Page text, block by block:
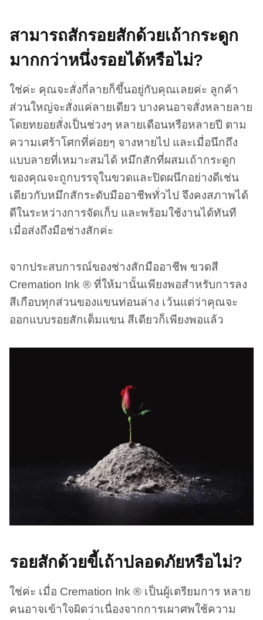
สามารถสักรอยสักด้วยเถ้ากระดูก
มากกว่าหนึ่งรอยได้หรือไม่?
ใช่ค่ะ คุณจะสั่งกี่ลายก็ขึ้นอยู่กับคุณเลยค่ะ ลูกค้า
ส่วนใหญ่จะสั่งแค่ลายเดียว บางคนอาจสั่งหลายลาย
โดยทยอยสั่งเป็นช่วงๆ หลายเดือนหรือหลายปี ตาม
ความเศร้าโศกที่ค่อยๆ จางหายไป และเมื่อนึกถึง
แบบลายที่เหมาะสมได้ หมึกสักที่ผสมเถ้ากระดูก
ของคุณจะถูกบรรจุในขวดและปิดผนึกอย่างดีเช่น
เดียวกับหมึกสักระดับมืออาชีพทั่วไป จึงคงสภาพได้
ดีในระหว่างการจัดเก็บ และพร้อมใช้งานได้ทันที
เมื่อส่งถึงมือช่างสักค่ะ
จากประสบการณ์ของช่างสักมืออาชีพ ขวดสี
Cremation Ink ® ที่ให้มานั้นเพียงพอสำหรับการลง
สีเกือบทุกส่วนของแขนท่อนล่าง เว้นแต่ว่าคุณจะ
ออกแบบรอยสักเต็มแขน สีเดียวก็เพียงพอแล้ว
รอยสักด้วยขี้เถ้าปลอดภัยหรือไม่?
ใช่ค่ะ เมื่อ Cremation Ink ® เป็นผู้เตรียมการ หลาย
คนอาจเข้าใจผิดว่าเนื่องจากการเผาศพใช้ความ